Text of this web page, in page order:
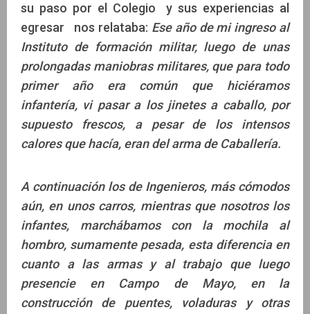
su paso por el Colegio y sus experiencias al
egresar nos relataba: Ese año de mi ingreso al
Instituto de formación militar, luego de unas
prolongadas maniobras militares, que para todo
primer año era común que hiciéramos
infantería, vi pasar a los jinetes a caballo, por
supuesto frescos, a pesar de los intensos
calores que hacía, eran del arma de Caballería.
A continuación los de Ingenieros, más cómodos
aún, en unos carros, mientras que nosotros los
infantes, marchábamos con la mochila al
hombro, sumamente pesada, esta diferencia en
cuanto a las armas y al trabajo que luego
presencie en Campo de Mayo, en la
construcción de puentes, voladuras y otras